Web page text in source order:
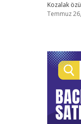
Kozalak özü
Temmuz